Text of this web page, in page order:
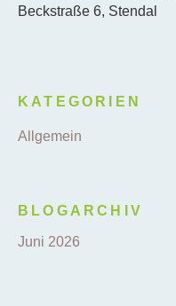
Beckstraße 6, Stendal
KATEGORIEN
Allgemein
BLOGARCHIV
Juni 2026